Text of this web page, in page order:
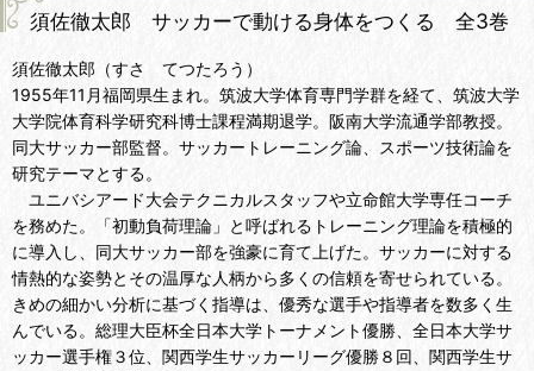
須佐徹太郎 サッカーで動ける身体をつくる 全3巻
須佐徹太郎（すさ てつたろう）
1955年11月福岡県生まれ。筑波大学体育専門学群を経て、筑波大学
大学院体育科学研究科博士課程満期退学。阪南大学流通学部教授。
同大サッカー部監督。サッカートレーニング論、スポーツ技術論を
研究テーマとする。
ユニバシアード大会テクニカルスタッフや立命館大学専任コーチ
を務めた。「初動負荷理論」と呼ばれるトレーニング理論を積極的
に導入し、同大サッカー部を強豪に育て上げた。サッカーに対する
情熱的な姿勢とその温厚な人柄から多くの信頼を寄せられている。
きめの細かい分析に基づく指導は、優秀な選手や指導者を数多く生
んでいる。総理大臣杯全日本大学トーナメント優勝、全日本大学サ
ッカー選手権３位、関西学生サッカーリーグ優勝８回、関西学生サ